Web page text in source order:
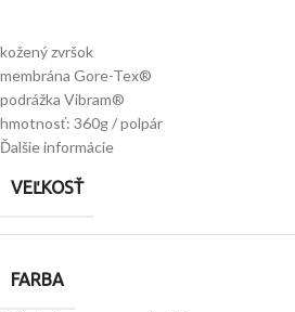
kožený zvršok
membrána Gore-Tex®
podrážka Vibram®
hmotnosť: 360g / polpár
Ďalšie informácie
VEĽKOSŤ
FARBA